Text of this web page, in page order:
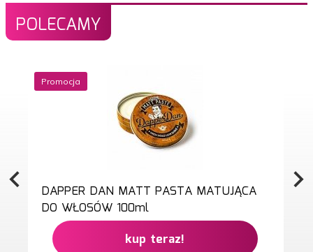
POLECAMY
Promocja
DAPPER DAN MATT PASTA MATUJĄCA
DO WŁOSÓW 100ml
kup teraz!